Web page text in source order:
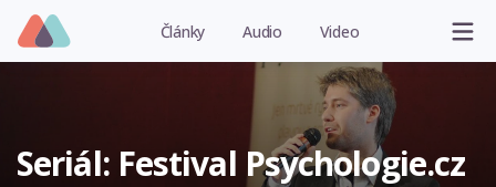
Články Audio Video
Seriál: Festival Psychologie.cz